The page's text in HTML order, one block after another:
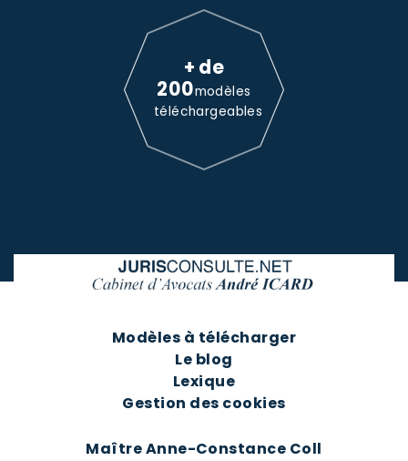
+ de
200modèles
téléchargeables
Modèles à télécharger
Le blog
Lexique
Gestion des cookies
Maître Anne-Constance Coll